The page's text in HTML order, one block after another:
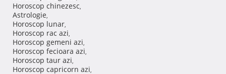
Horoscop chinezesc,
Astrologie,
Horoscop lunar,
Horoscop rac azi,
Horoscop gemeni azi,
Horoscop fecioara azi,
Horoscop taur azi,
Horoscop capricorn azi,